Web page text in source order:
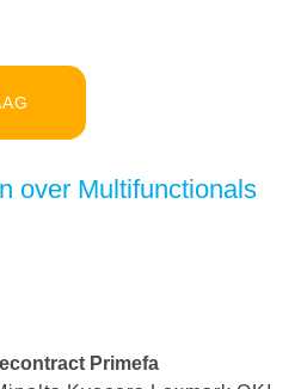
over Multifunctionals
Primefa